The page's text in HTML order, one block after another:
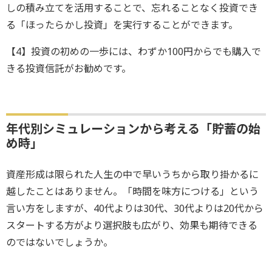
しの積み立てを活用することで、忘れることなく投資でき
る「ほったらかし投資」を実行することができます。
【4】投資の初めの一歩には、わずか100円からでも購入で
きる投資信託がお勧めです。
年代別シミュレーションから考える「貯蓄の始
め時」
資産形成は限られた人生の中で早いうちから取り掛かるに
越したことはありません。「時間を味方につける」という
言い方をしますが、40代よりは30代、30代よりは20代から
スタートする方がより選択肢も広がり、効果も期待できる
のではないでしょうか。